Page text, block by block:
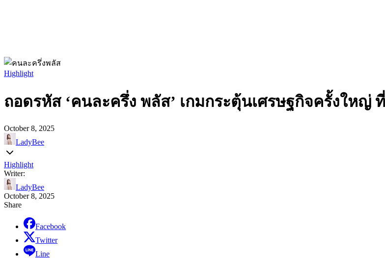
Highlight
ถอดรหัส ‘คนละครึ่ง พลัส’ เกมกระตุ้นเศรษฐกิจครั้งใหญ่
October 8, 2025
LadyBee
Highlight
Writer:
LadyBee
October 8, 2025
Share
Facebook
Twitter
Line